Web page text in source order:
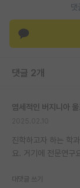
댓
댓글 2개
염세적인 버지니아 울
진학하고자 하는 학
요. 거기에 전문연구
대댓글 쓰기